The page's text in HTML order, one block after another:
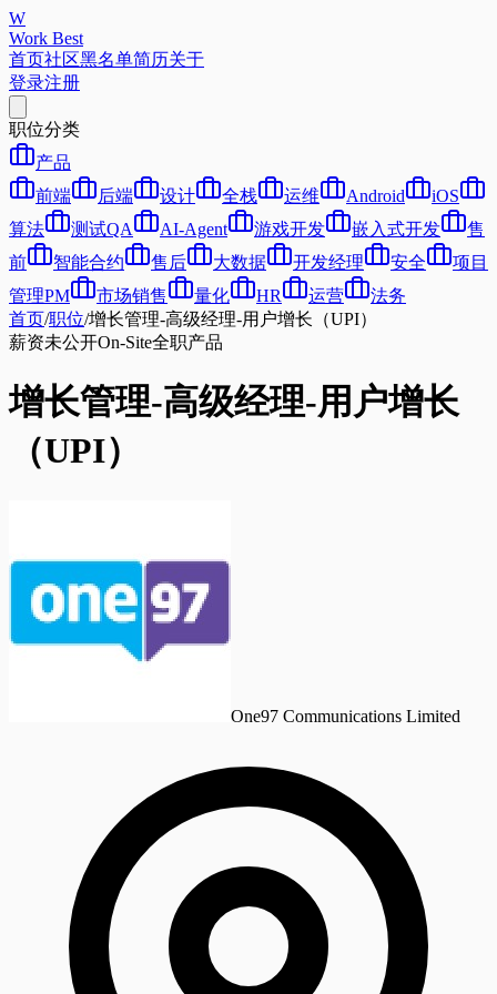
W
Work Best
首页社区黑名单简历关于
登录注册
职位分类
产品
前端
后端 设计 全栈 运维 Android
iOS
算法
测试QA AI-Agent 游戏开发 嵌入式开发
售
前
智能合约 售后 大数据 开发经理 安全
项目
管理PM
市场销售 量化 HR 运营
法务
首页/职位/增长管理-高级经理-用户增长（UPI）
薪资未公开On-Site全职产品
增长管理-高级经理-用户增长
（UPI）
One97 Communications Limited